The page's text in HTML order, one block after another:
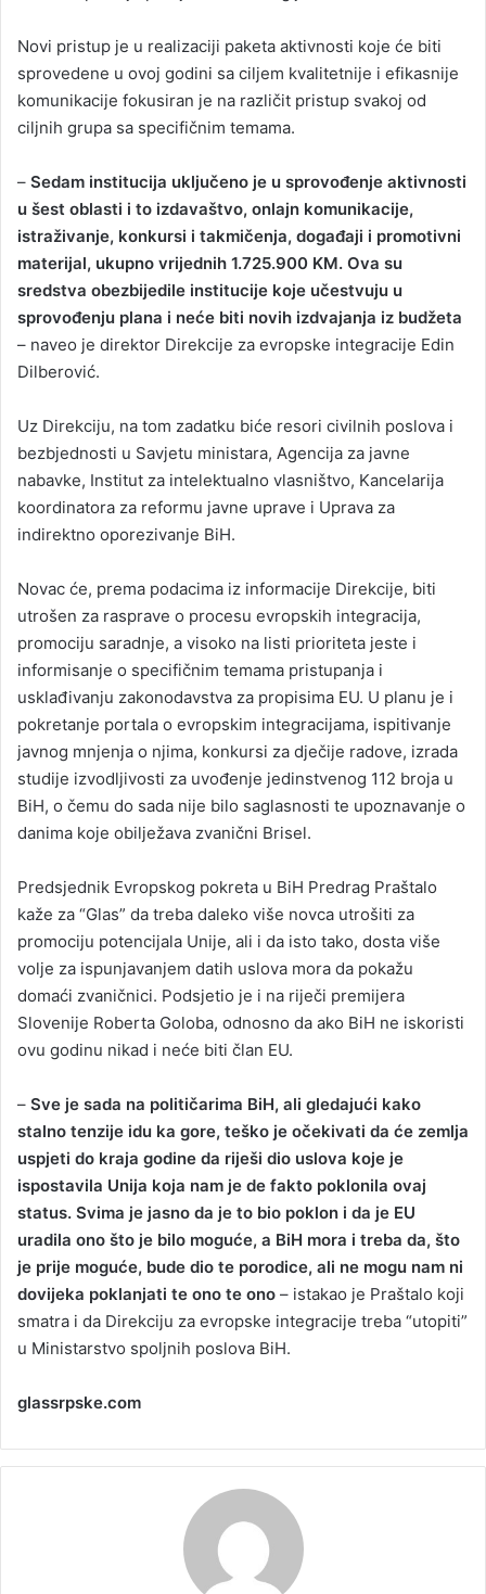
Novi pristup je u realizaciji paketa aktivnosti koje će biti
sprovedene u ovoj godini sa ciljem kvalitetnije i efikasnije
komunikacije fokusiran je na različit pristup svakoj od
ciljnih grupa sa specifičnim temama.
– Sedam institucija uključeno je u sprovođenje aktivnosti
u šest oblasti i to izdavaštvo, onlajn komunikacije,
istraživanje, konkursi i takmičenja, događaji i promotivni
materijal, ukupno vrijednih 1.725.900 KM. Ova su
sredstva obezbijedile institucije koje učestvuju u
sprovođenju plana i neće biti novih izdvajanja iz budžeta
– naveo je direktor Direkcije za evropske integracije Edin
Dilberović.
Uz Direkciju, na tom zadatku biće resori civilnih poslova i
bezbjednosti u Savjetu ministara, Agencija za javne
nabavke, Institut za intelektualno vlasništvo, Kancelarija
koordinatora za reformu javne uprave i Uprava za
indirektno oporezivanje BiH.
Novac će, prema podacima iz informacije Direkcije, biti
utrošen za rasprave o procesu evropskih integracija,
promociju saradnje, a visoko na listi prioriteta jeste i
informisanje o specifičnim temama pristupanja i
usklađivanju zakonodavstva za propisima EU. U planu je i
pokretanje portala o evropskim integracijama, ispitivanje
javnog mnjenja o njima, konkursi za dječije radove, izrada
studije izvodljivosti za uvođenje jedinstvenog 112 broja u
BiH, o čemu do sada nije bilo saglasnosti te upoznavanje o
danima koje obilježava zvanični Brisel.
Predsjednik Evropskog pokreta u BiH Predrag Praštalo
kaže za “Glas” da treba daleko više novca utrošiti za
promociju potencijala Unije, ali i da isto tako, dosta više
volje za ispunjavanjem datih uslova mora da pokažu
domaći zvaničnici. Podsjetio je i na riječi premijera
Slovenije Roberta Goloba, odnosno da ako BiH ne iskoristi
ovu godinu nikad i neće biti član EU.
– Sve je sada na političarima BiH, ali gledajući kako
stalno tenzije idu ka gore, teško je očekivati da će zemlja
uspjeti do kraja godine da riješi dio uslova koje je
ispostavila Unija koja nam je de fakto poklonila ovaj
status. Svima je jasno da je to bio poklon i da je EU
uradila ono što je bilo moguće, a BiH mora i treba da, što
je prije moguće, bude dio te porodice, ali ne mogu nam ni
dovijeka poklanjati te ono te ono – istakao je Praštalo koji
smatra i da Direkciju za evropske integracije treba “utopiti”
u Ministarstvo spoljnih poslova BiH.
glassrpske.com